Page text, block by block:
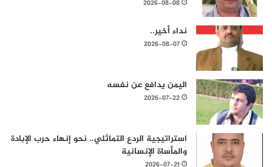
2026-08-08
نداء أخير..
2026-08-07
اليمن يدافع عن نفسه
2026-07-22
استراتيجية الردع التماثلي.. نحو إنهاء حرب الإبادة
والمأساة الإنسانية
2026-07-21